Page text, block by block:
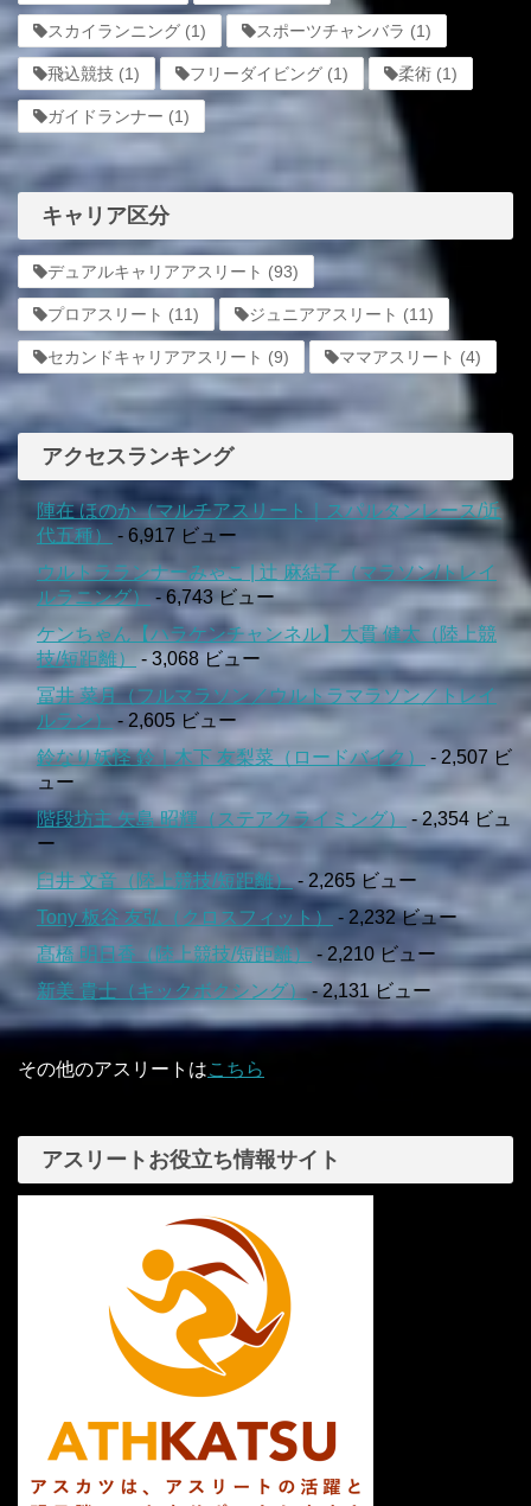
スカイランニング (1) スポーツチャンバラ (1)
飛込競技 (1) フリーダイビング (1) 柔術 (1)
ガイドランナー (1)
キャリア区分
デュアルキャリアアスリート (93)
プロアスリート (11) ジュニアアスリート (11)
セカンドキャリアアスリート (9) ママアスリート (4)
アクセスランキング
陣在 ほのか（マルチアスリート｜スパルタンレース/近
代五種） - 6,917 ビュー
ウルトラランナーみゃこ | 辻 麻結子（マラソン/トレイ
ルラニング）- 6,743 ビュー
ケンちゃん【ハラケンチャンネル】大貫 健太（陸上競
技/短距離）
- 3,068 ビュー
冨井 菜月（フルマラソン／ウルトラマラソン／トレイ
ルラン）
- 2,605 ビュー
鈴なり妖怪 鈴｜木下 友梨菜（ロードバイク）
- 2,507 ビ
ュー
階段坊主 矢島 昭輝（ステアクライミング）- 2,354 ビュ
ー
臼井 文音（陸上競技/短距離） - 2,265 ビュー
Tony 板谷 友弘（クロスフィット）
- 2,232 ビュー
髙橋 明日香（陸上競技/短距離） - 2,210 ビュー
新美 貴士（キックボクシング）- 2,131 ビュー
その他のアスリートはこちら
アスリートお役立ち情報サイト